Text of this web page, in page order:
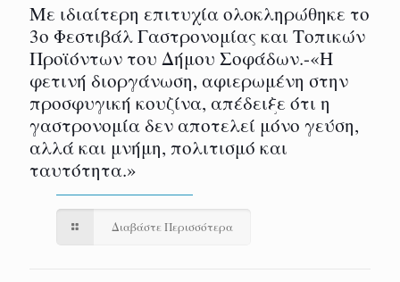
Με ιδιαίτερη επιτυχία ολοκληρώθηκε το
3ο Φεστιβάλ Γαστρονομίας και Τοπικών
Προϊόντων του Δήμου Σοφάδων.-«Η
φετινή διοργάνωση, αφιερωμένη στην
προσφυγική κουζίνα, απέδειξε ότι η
γαστρονομία δεν αποτελεί μόνο γεύση,
αλλά και μνήμη, πολιτισμό και
ταυτότητα.»
Διαβάστε Περισσότερα